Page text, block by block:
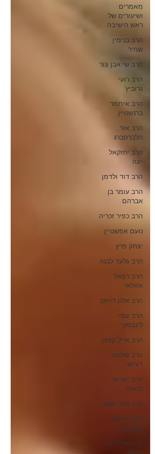
מאמרים
ושיעורים של
ראש הישיבה
הרב בנימין
שמיר
הרב שי אבן צור
הרב רועי
גרוביץ'
הרב איתמר
ברנשטיין
הרב אור
הלברסברג
הרב יחזקאל
יונה
הרב דוד ולדמן
הרב עומר בן
אברהם
הרב כפיר זכריה
נועם אפשטיין
יצחק פרץ
הרב גלעד לבנה
הרב רפאל
אזולאי
הרב אלון דויאב
הרב עמי
לינבסקי
הרב אייל קפצן
הרב שלמה
דוראני
הרב ישראל
כנאפו
הרב נאור ששון
הרב איתמר
יעקובוב
הרב אלירן בן
הרוש